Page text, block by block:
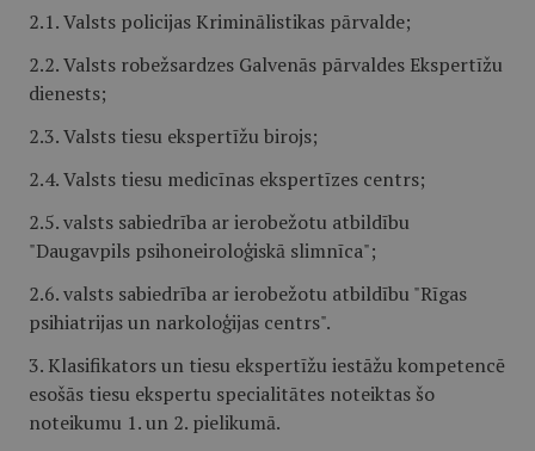
2.1. Valsts policijas Kriminālistikas pārvalde;
2.2. Valsts robežsardzes Galvenās pārvaldes Ekspertīžu
dienests;
2.3. Valsts tiesu ekspertīžu birojs;
2.4. Valsts tiesu medicīnas ekspertīzes centrs;
2.5. valsts sabiedrība ar ierobežotu atbildību
"Daugavpils psihoneiroloģiskā slimnīca";
2.6. valsts sabiedrība ar ierobežotu atbildību "Rīgas
psihiatrijas un narkoloģijas centrs".
3. Klasifikators un tiesu ekspertīžu iestāžu kompetencē
esošās tiesu ekspertu specialitātes noteiktas šo
noteikumu 1. un 2. pielikumā.